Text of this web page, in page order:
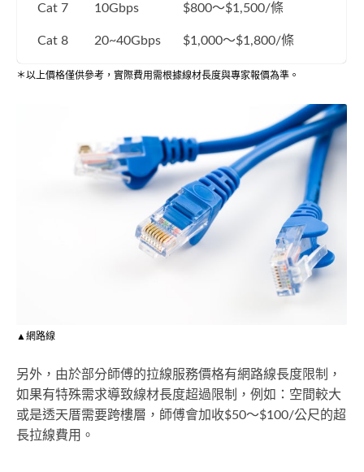
Cat 7 10Gbps $800～$1,500/條
Cat 8 20~40Gbps $1,000～$1,800/條
＊以上價格僅供參考，實際費用需根據線材長度與專家報價為準。
▲網路線
另外，由於部分師傅的拉線服務價格有網路線長度限制，
如果有特殊需求導致線材長度超過限制，例如：空間較大
或是透天厝需要跨樓層，師傅會加收$50～$100/公尺的超
長拉線費用。